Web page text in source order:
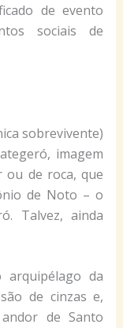
de evento
sociais de
sobrevivente)
imagem
ou de roca, que
de Noto – o
Talvez, ainda
arquipélago da
de cinzas e,
de Santo